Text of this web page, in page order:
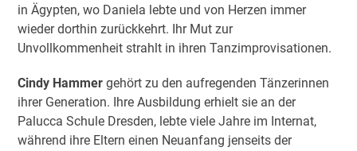
in Ägypten, wo Daniela lebte und von Herzen immer
wieder dorthin zurückkehrt. Ihr Mut zur
Unvollkommenheit strahlt in ihren Tanzimprovisationen.
Cindy Hammer gehört zu den aufregenden Tänzerinnen
ihrer Generation. Ihre Ausbildung erhielt sie an der
Palucca Schule Dresden, lebte viele Jahre im Internat,
während ihre Eltern einen Neuanfang jenseits der